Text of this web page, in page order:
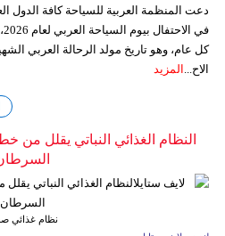
دعت المنظمة العربية للسياحة كافة الدول
كل عام، وهو تاريخ مولد الرحالة العربي
الاح... المزيد
النظام الغذائي النباتي يقلل من
نظام غذائي